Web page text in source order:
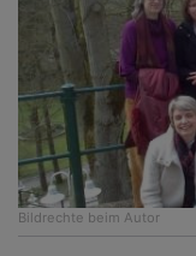
Bildrechte beim Autor